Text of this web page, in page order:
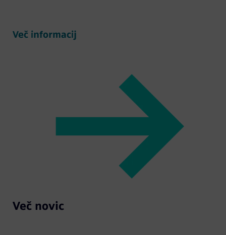
Več informacij
Več novic